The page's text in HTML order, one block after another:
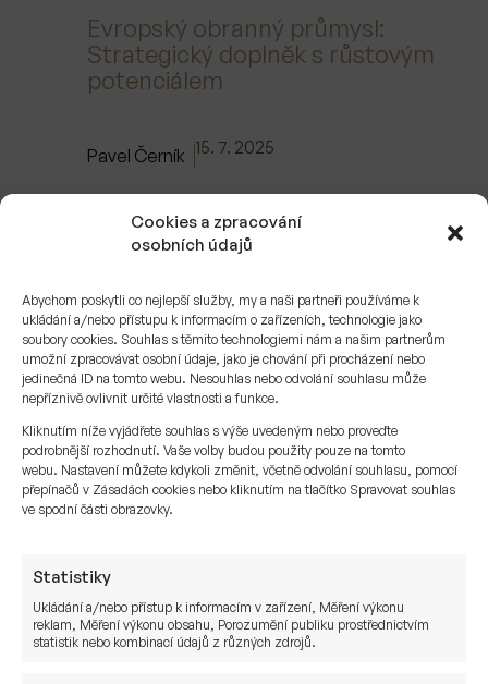
Cookies a zpracování
osobních údajů
Abychom poskytli co nejlepší služby, my a naši partneři používáme k
ukládání a/nebo přístupu k informacím o zařízeních, technologie jako
soubory cookies. Souhlas s těmito technologiemi nám a našim partnerům
umožní zpracovávat osobní údaje, jako je chování při procházení nebo
jedinečná ID na tomto webu. Nesouhlas nebo odvolání souhlasu může
nepříznivě ovlivnit určité vlastnosti a funkce.
Kliknutím níže vyjádřete souhlas s výše uvedeným nebo proveďte
podrobnější rozhodnutí. Vaše volby budou použity pouze na tomto
webu. Nastavení můžete kdykoli změnit, včetně odvolání souhlasu, pomocí
přepínačů v Zásadách cookies nebo kliknutím na tlačítko Spravovat souhlas
ve spodní části obrazovky.
Statistiky
Ukládání a/nebo přístup k informacím v zařízení, Měření výkonu
reklam, Měření výkonu obsahu, Porozumění publiku prostřednictvím
statistik nebo kombinací údajů z různých zdrojů.
Evropský obranný průmysl:
Strategický doplněk s růstovým
potenciálem
Pavel Černík 15. 7. 2025
Konflikt Izrael–Írán: průběh, tržní
Pavel Černík